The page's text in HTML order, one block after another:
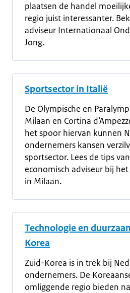
plaatsen de handel
regio juist interessanter.
adviseur Internationaal
Jong.
Sportsector in Italië
De Olympische en
Milaan en Cortina
het spoor hiervan kunnen
ondernemers kansen
sportsector. Lees de tips
economisch adviseur bij
in Milaan.
Technologie en
Korea
Zuid-Korea is in trek bij
ondernemers. De
omliggende regio bieden